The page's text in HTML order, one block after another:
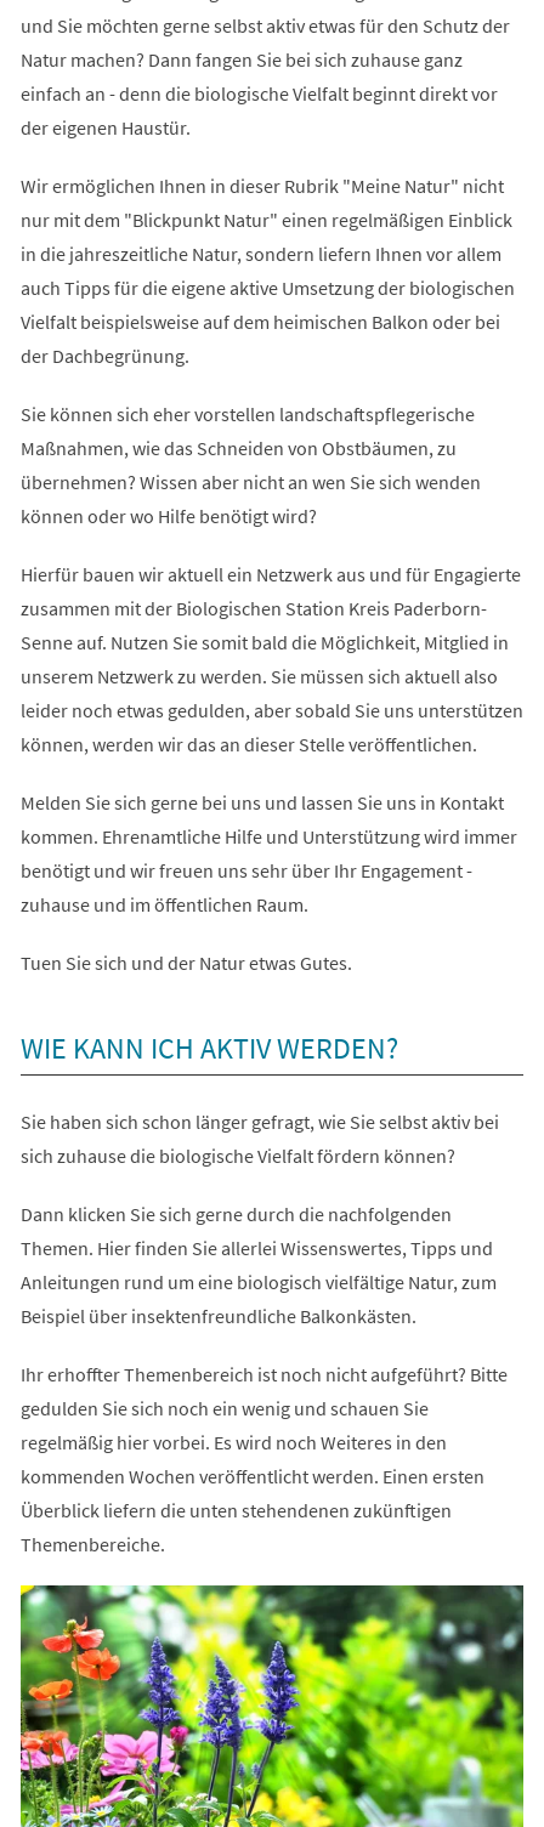
und Sie möchten gerne selbst aktiv etwas für den Schutz der
Natur machen? Dann fangen Sie bei sich zuhause ganz
einfach an - denn die biologische Vielfalt beginnt direkt vor
der eigenen Haustür.
Wir ermöglichen Ihnen in dieser Rubrik "Meine Natur" nicht
nur mit dem "Blickpunkt Natur" einen regelmäßigen Einblick
in die jahreszeitliche Natur, sondern liefern Ihnen vor allem
auch Tipps für die eigene aktive Umsetzung der biologischen
Vielfalt beispielsweise auf dem heimischen Balkon oder bei
der Dachbegrünung.
Sie können sich eher vorstellen landschaftspflegerische
Maßnahmen, wie das Schneiden von Obstbäumen, zu
übernehmen? Wissen aber nicht an wen Sie sich wenden
können oder wo Hilfe benötigt wird?
Hierfür bauen wir aktuell ein Netzwerk aus und für Engagierte
zusammen mit der Biologischen Station Kreis Paderborn-
Senne auf. Nutzen Sie somit bald die Möglichkeit, Mitglied in
unserem Netzwerk zu werden. Sie müssen sich aktuell also
leider noch etwas gedulden, aber sobald Sie uns unterstützen
können, werden wir das an dieser Stelle veröffentlichen.
Melden Sie sich gerne bei uns und lassen Sie uns in Kontakt
kommen. Ehrenamtliche Hilfe und Unterstützung wird immer
benötigt und wir freuen uns sehr über Ihr Engagement -
zuhause und im öffentlichen Raum.
Tuen Sie sich und der Natur etwas Gutes.
WIE KANN ICH AKTIV WERDEN?
Sie haben sich schon länger gefragt, wie Sie selbst aktiv bei
sich zuhause die biologische Vielfalt fördern können?
Dann klicken Sie sich gerne durch die nachfolgenden
Themen. Hier finden Sie allerlei Wissenswertes, Tipps und
Anleitungen rund um eine biologisch vielfältige Natur, zum
Beispiel über insektenfreundliche Balkonkästen.
Ihr erhoffter Themenbereich ist noch nicht aufgeführt? Bitte
gedulden Sie sich noch ein wenig und schauen Sie
regelmäßig hier vorbei. Es wird noch Weiteres in den
kommenden Wochen veröffentlicht werden. Einen ersten
Überblick liefern die unten stehendenen zukünftigen
Themenbereiche.